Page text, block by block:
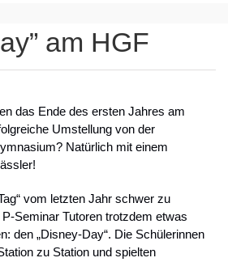
am HGF
das Ende des ersten Jahres am
Umstellung von der
Natürlich mit einem
vom letzten Jahr schwer zu
Seminar Tutoren trotzdem etwas
den „Disney-Day“. Die Schülerinnen
zu Station und spielten